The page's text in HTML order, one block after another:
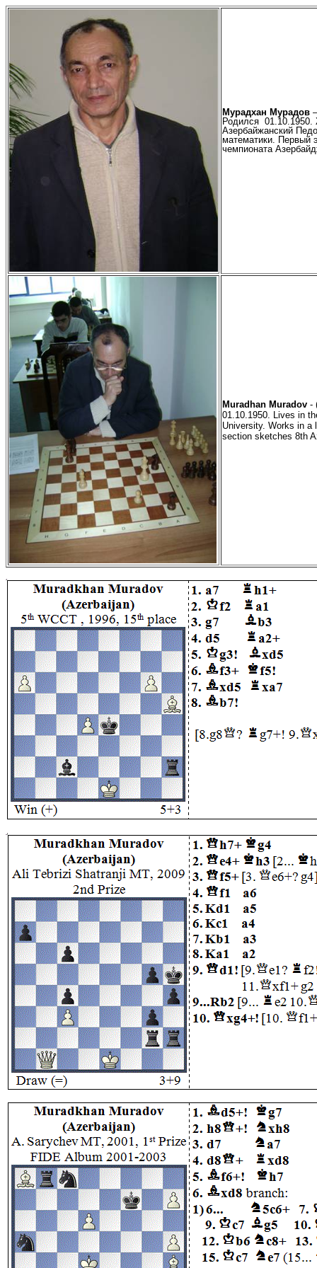
Мурадхан Мурадов
Родился 01.10.1950.
Азербайжанский
математики. Первый
чемпионата
Muradhan Muradov -
01.10.1950. Lives in
University. Works in a
section sketches 8th